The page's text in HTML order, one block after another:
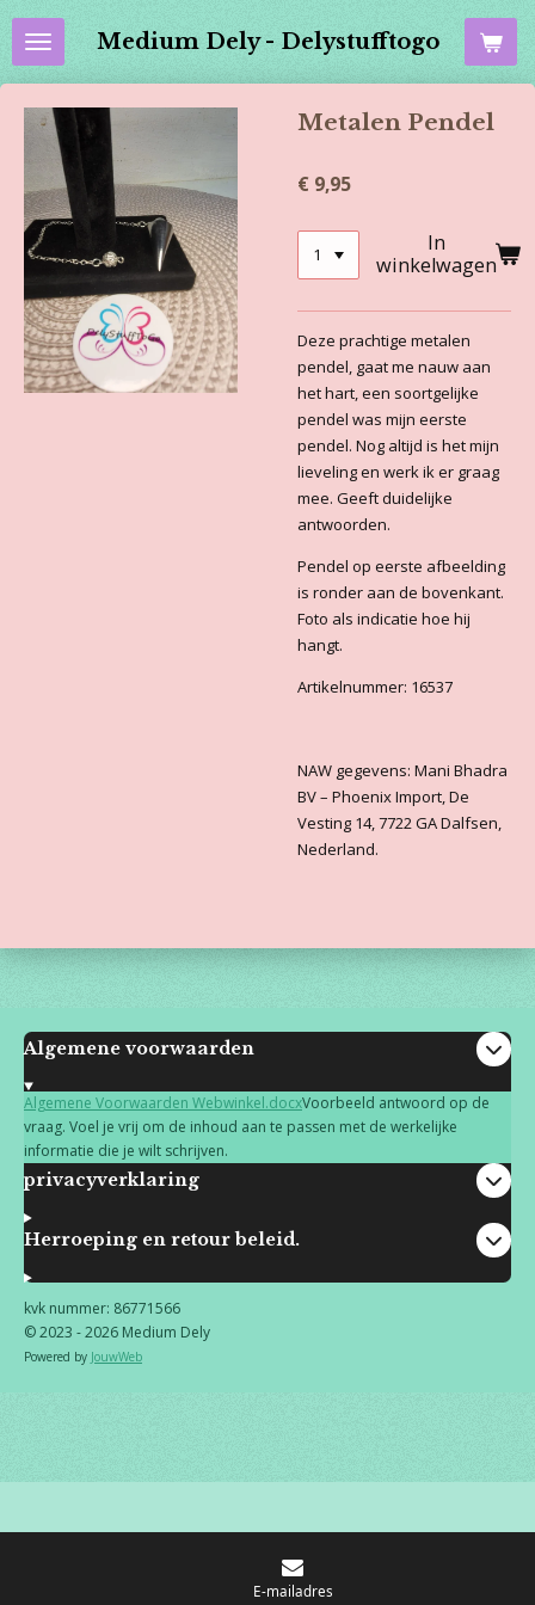
Ga
direct
hoofdinhoud
Medium Dely - Delystufftogo
Metalen Pendel
€ 9,95
In
winkelwagen
Deze prachtige metalen
pendel, gaat me nauw aan
het hart, een soortgelijke
pendel was mijn eerste
pendel. Nog altijd is het mijn
lieveling en werk ik er graag
mee. Geeft duidelijke
antwoorden.
Pendel op eerste afbeelding
is ronder aan de bovenkant.
Foto als indicatie hoe hij
hangt.
Artikelnummer: 16537
NAW gegevens: Mani Bhadra
BV – Phoenix Import, De
Vesting 14, 7722 GA Dalfsen,
Nederland.
Algemene voorwaarden
Algemene Voorwaarden Webwinkel.docxVoorbeeld antwoord op de
vraag. Voel je vrij om de inhoud aan te passen met de werkelijke
informatie die je wilt schrijven.
privacyverklaring
Herroeping en retour beleid.
kvk nummer: 86771566
© 2023 - 2026 Medium Dely
Powered by JouwWeb
E-mailadres